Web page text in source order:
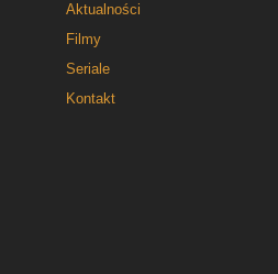
Aktualności
Filmy
Seriale
Kontakt